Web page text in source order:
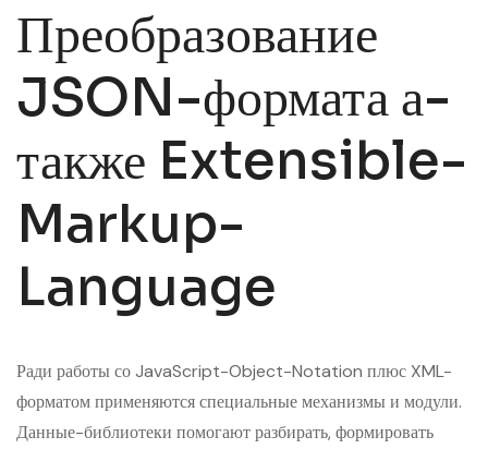
Преобразование
JSON-формата а-
также Extensible-
Markup-
Language
Ради работы со JavaScript-Object-Notation плюс XML-
форматом применяются специальные механизмы и модули.
Данные-библиотеки помогают разбирать, формировать